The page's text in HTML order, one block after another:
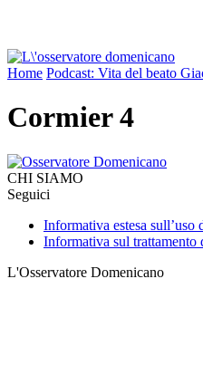
Home Podcast: Vita del beato
Cormier 4
CHI SIAMO
Seguici
Informativa estesa sull’uso
Informativa sul trattamento
L'Osservatore Domenicano